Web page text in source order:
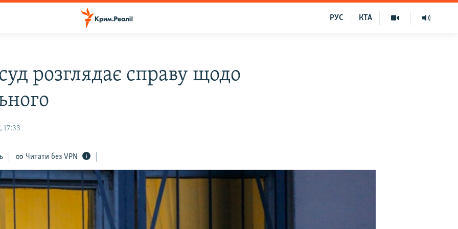
КТА
РУС
розглядає справу щодо
17:33
Читати без VPN